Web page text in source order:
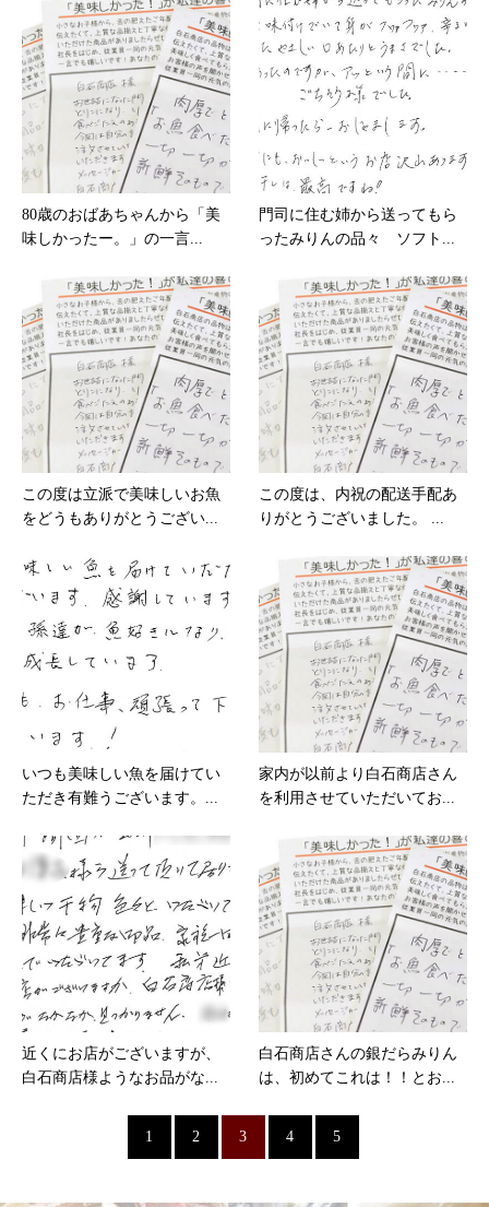
80歳のおばあちゃんから「美
味しかったー。」の一言...
門司に住む姉から送ってもら
ったみりんの品々 ソフト...
この度は立派で美味しいお魚
をどうもありがとうござい...
この度は、内祝の配送手配あ
りがとうございました。 ...
いつも美味しい魚を届けてい
ただき有難うございます。...
家内が以前より白石商店さん
を利用させていただいてお...
近くにお店がございますが、
白石商店様ようなお品がな...
白石商店さんの銀だらみりん
は、初めてこれは！！とお...
1 2 3 4 5